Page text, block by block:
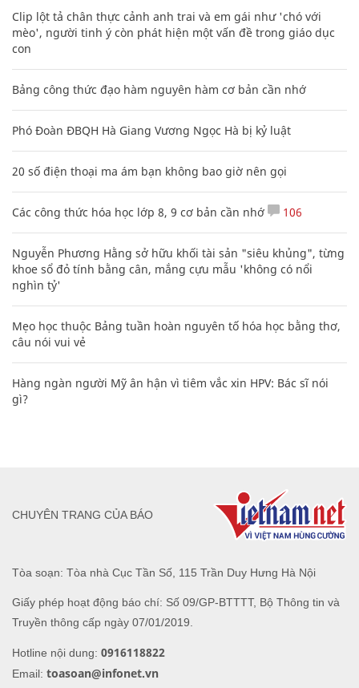
Clip lột tả chân thực cảnh anh trai và em gái như 'chó với
mèo', người tinh ý còn phát hiện một vấn đề trong giáo dục
con
Bảng công thức đạo hàm nguyên hàm cơ bản cần nhớ
Phó Đoàn ĐBQH Hà Giang Vương Ngọc Hà bị kỷ luật
20 số điện thoại ma ám bạn không bao giờ nên gọi
Các công thức hóa học lớp 8, 9 cơ bản cần nhớ 106
Nguyễn Phương Hằng sở hữu khối tài sản "siêu khủng", từng
khoe sổ đỏ tính bằng cân, mắng cựu mẫu 'không có nổi
nghìn tỷ'
Mẹo học thuộc Bảng tuần hoàn nguyên tố hóa học bằng thơ,
câu nói vui vẻ
Hàng ngàn người Mỹ ân hận vì tiêm vắc xin HPV: Bác sĩ nói
gì?
Tòa soạn: Tòa nhà Cục Tần Số, 115 Trần Duy Hưng Hà Nội
Giấy phép hoạt động báo chí: Số 09/GP-BTTTT, Bộ Thông tin và
Truyền thông cấp ngày 07/01/2019.
Hotline nội dung: 0916118822
Email: toasoan@infonet.vn
CHUYÊN TRANG CỦA BÁO